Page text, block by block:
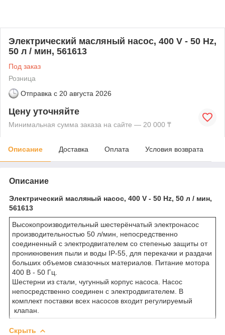
Электрический масляный насос, 400 V - 50 Hz,
50 л / мин, 561613
Под заказ
Розница
Отправка с 20 августа 2026
Цену уточняйте
Минимальная сумма заказа на сайте — 20 000 ₸
Описание Доставка Оплата Условия возврата
Описание
Электрический масляный насос, 400 V - 50 Hz, 50 л / мин,
561613
Высокопроизводительный шестерёнчатый электронасос
производительностью 50 л/мин, непосредственно
соединенный с электродвигателем со степенью защиты от
проникновения пыли и воды IP-55, для перекачки и раздачи
больших объемов смазочных материалов. Питание мотора
400 В - 50 Гц.
Шестерни из стали, чугунный корпус насоса. Насос
непосредственно соединен с электродвигателем. В
комплект поставки всех насосов входит регулируемый
клапан.
Скрыть